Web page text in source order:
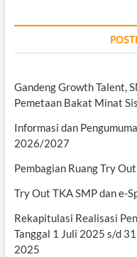
Gandeng Growth Talent,
Pemetaan Bakat Minat
Informasi dan
2026/2027
Pembagian Ruang Try
Try Out TKA SMP dan e-
Rekapitulasi Realisasi
Tanggal 1 Juli 2025 s/d
2025